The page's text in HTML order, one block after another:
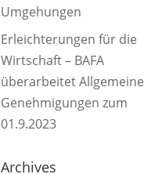
Umgehungen
Erleichterungen für die
Wirtschaft – BAFA
überarbeitet Allgemeine
Genehmigungen zum
01.9.2023
Archives